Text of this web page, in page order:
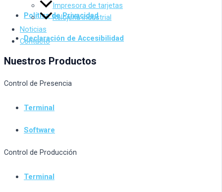
Impresora de tarjetas
Relojería industrial
Noticias
Contacto
Política de Privacidad
Declaración de Accesibilidad
Nuestros Productos
Control de Presencia
Terminal
Software
Control de Producción
Terminal